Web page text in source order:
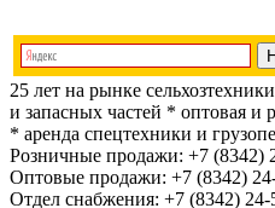
25 лет на рынке сельхозтехники
и запасных частей * оптовая и
* аренда спецтехники и
Розничные продажи: +7 (8342)
Оптовые продажи: +7 (8342)
Отдел снабжения: +7 (8342) 24-